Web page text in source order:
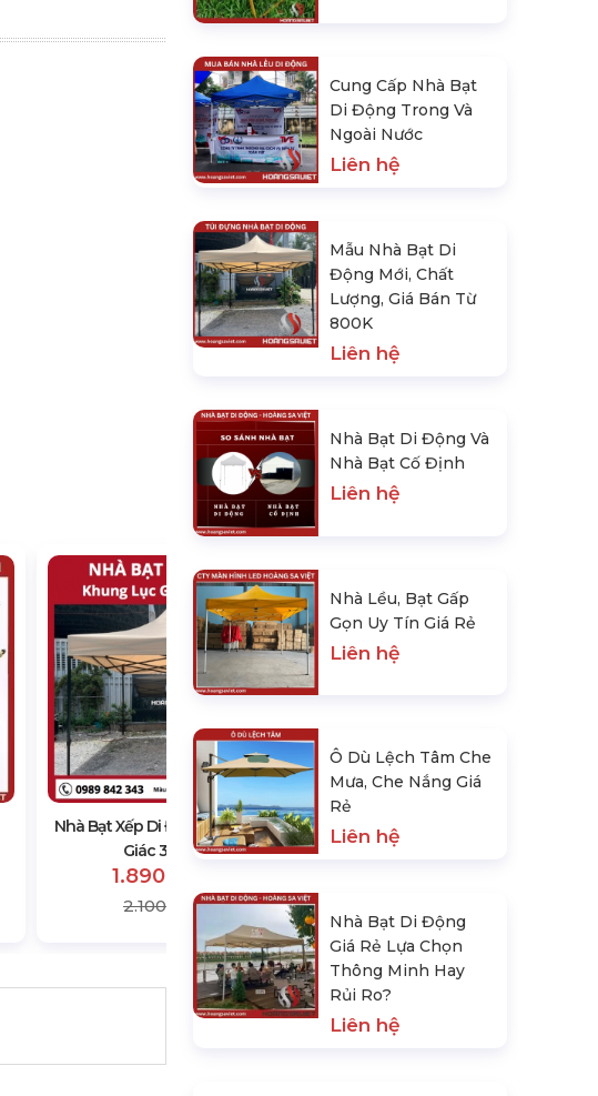
Nhà Bạt Xếp Di Động Khung Lục
Giác 3M X 3M
1.890.000 đ
2.100.000 đ
Nhà Bạt Xếp Di Động Khung Lục
Giác 2M X 2M
1.450.000 đ
Cung Cấp Nhà Bạt
Di Động Trong Và
Ngoài Nước
Liên hệ
Mẫu Nhà Bạt Di
Động Mới, Chất
Lượng, Giá Bán Từ
800K
Liên hệ
Nhà Bạt Di Động Và
Nhà Bạt Cố Định
Liên hệ
Nhà Lều, Bạt Gấp
Gọn Uy Tín Giá Rẻ
Liên hệ
Ô Dù Lệch Tâm Che
Mưa, Che Nắng Giá
Rẻ
Liên hệ
Nhà Bạt Di Động
Giá Rẻ Lựa Chọn
Thông Minh Hay
Rủi Ro?
Liên hệ